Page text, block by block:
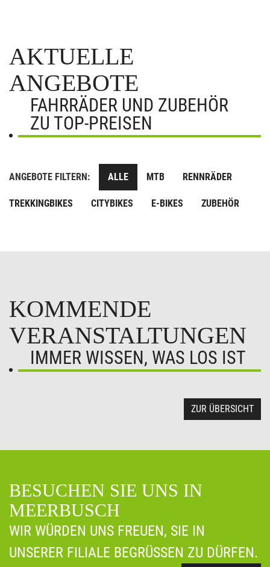
AKTUELLE
ANGEBOTE
FAHRRÄDER UND ZUBEHÖR
ZU TOP-PREISEN
ANGEBOTE FILTERN: ALLE MTB RENNRÄDER
TREKKINGBIKES CITYBIKES E-BIKES ZUBEHÖR
KOMMENDE
VERANSTALTUNGEN
IMMER WISSEN, WAS LOS IST
ZUR ÜBERSICHT
BESUCHEN SIE UNS IN
MEERBUSCH
WIR WÜRDEN UNS FREUEN, SIE IN
UNSERER FILIALE BEGRÜSSEN ZU DÜRFEN.